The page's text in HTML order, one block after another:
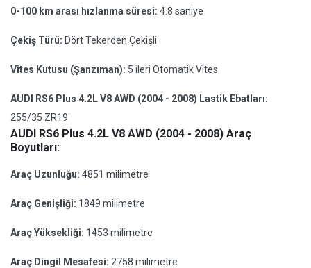
0-100 km arası hızlanma süresi: 4.8 saniye
Çekiş Türü: Dört Tekerden Çekişli
Vites Kutusu (Şanzıman): 5 ileri Otomatik Vites
AUDI RS6 Plus 4.2L V8 AWD (2004 - 2008) Lastik Ebatları:
255/35 ZR19
AUDI RS6 Plus 4.2L V8 AWD (2004 - 2008) Araç
Boyutları:
Araç Uzunluğu: 4851 milimetre
Araç Genişliği: 1849 milimetre
Araç Yüksekliği: 1453 milimetre
Araç Dingil Mesafesi: 2758 milimetre